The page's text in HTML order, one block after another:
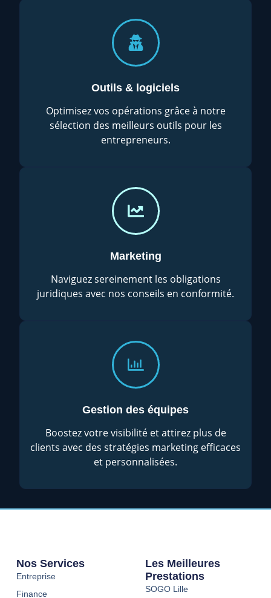
Outils & logiciels
Optimisez vos opérations grâce à notre
sélection des meilleurs outils pour les
entrepreneurs.
Marketing
Naviguez sereinement les obligations
juridiques avec nos conseils en conformité.
Gestion des équipes
Boostez votre visibilité et attirez plus de
clients avec des stratégies marketing efficaces
et personnalisées.
Nos Services
Entreprise
Finance
Les Meilleures
Prestations
SOGO Lille